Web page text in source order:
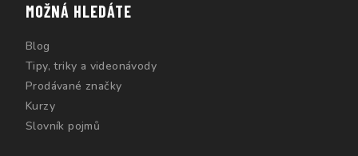
MOŽNÁ HLEDÁTE
Blog
Tipy, triky a videonávody
Prodávané značky
Kurzy
Slovník pojmů